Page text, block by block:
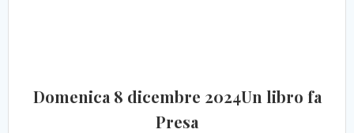
Domenica 8 dicembre 2024Un libro fa
Presa